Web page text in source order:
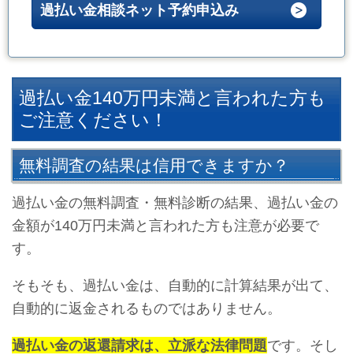
過払い金相談ネット予約申込み
過払い金140万円未満と言われた方も
ご注意ください！
無料調査の結果は信用できますか？
過払い金の無料調査・無料診断の結果、過払い金の
金額が140万円未満と言われた方も注意が必要で
す。
そもそも、過払い金は、自動的に計算結果が出て、
自動的に返金されるものではありません。
過払い金の返還請求は、立派な法律問題です。そし